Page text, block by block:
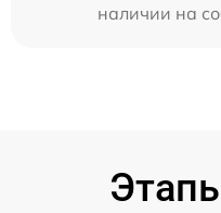
наличии на